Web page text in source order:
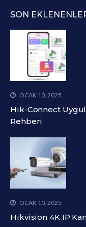
SON
OCAK 10, 2025
Hik-Connect
Rehberi
OCAK 10, 2025
Hikvision 4K IP